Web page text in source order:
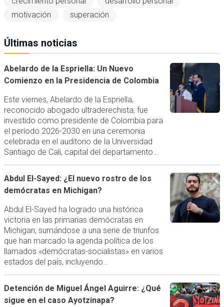
motivación
superación
Últimas noticias
Abelardo de la Espriella: Un Nuevo
Comienzo en la Presidencia de Colombia
Este viernes, Abelardo de la Espriella,
reconocido abogado ultraderechista, fue
investido como presidente de Colombia para
el período 2026-2030 en una ceremonia
celebrada en el auditorio de la Universidad
Santiago de Cali, capital del departamento…
Abdul El-Sayed: ¿El nuevo rostro de los
demócratas en Michigan?
Abdul El-Sayed ha logrado una histórica
victoria en las primarias demócratas en
Michigan, sumándose a una serie de triunfos
que han marcado la agenda política de los
llamados «demócratas-socialistas» en varios
estados del país, incluyendo…
Detención de Miguel Ángel Aguirre: ¿Qué
sigue en el caso Ayotzinapa?